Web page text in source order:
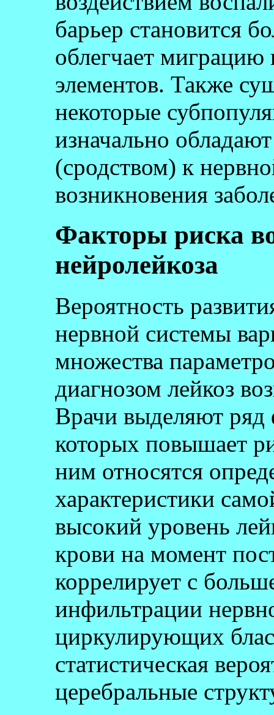
барьер становится
облегчает миграцию
элементов. Также
некоторые
изначально
(сродством) к
возникновения
Факторы риска
нейролейкоза
Вероятность
нервной системы
множества
диагнозом лейкоз
Врачи выделяют ряд
которых повышает
ним относятся
характеристики
высокий уровень
крови на момент
коррелирует с
инфильтрации
циркулирующих
статистическая
церебральные